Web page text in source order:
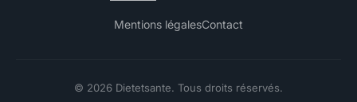
Mentions légalesContact
© 2026 Dietetsante. Tous droits réservés.